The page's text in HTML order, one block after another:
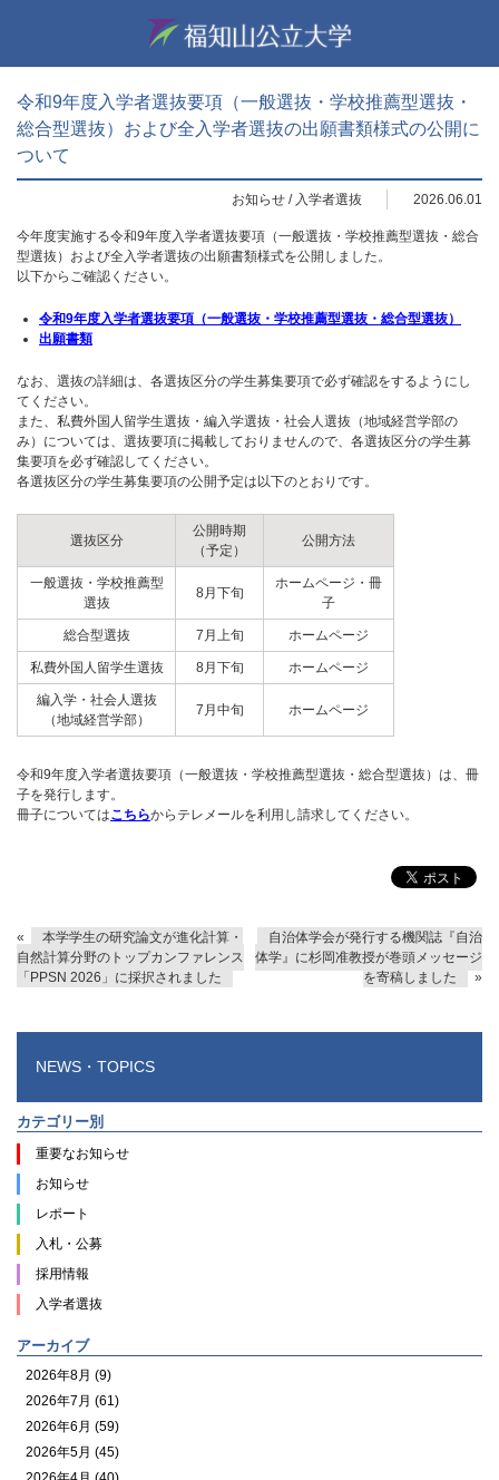
令和9年度入学者選抜要項（一般選抜・学校推薦型選抜・
総合型選抜）および全入学者選抜の出願書類様式の公開に
ついて
お知らせ / 入学者選抜 2026.06.01
今年度実施する令和9年度入学者選抜要項（一般選抜・学校推薦型選抜・総合
型選抜）および全入学者選抜の出願書類様式を公開しました。
以下からご確認ください。
令和9年度入学者選抜要項（一般選抜・学校推薦型選抜・総合型選抜）
出願書類
なお、選抜の詳細は、各選抜区分の学生募集要項で必ず確認をするようにし
てください。
また、私費外国人留学生選抜・編入学選抜・社会人選抜（地域経営学部の
み）については、選抜要項に掲載しておりませんので、各選抜区分の学生募
集要項を必ず確認してください。
各選抜区分の学生募集要項の公開予定は以下のとおりです。
選抜区分
公開時期
（予定）
公開方法
一般選抜・学校推薦型
選抜
8月下旬
ホームページ・冊
子
総合型選抜 7月上旬 ホームページ
私費外国人留学生選抜 8月下旬 ホームページ
編入学・社会人選抜
（地域経営学部）
7月中旬 ホームページ
令和9年度入学者選抜要項（一般選抜・学校推薦型選抜・総合型選抜）は、冊
子を発行します。
冊子についてはこちらからテレメールを利用し請求してください。
«
本学学生の研究論文が進化計算・
自然計算分野のトップカンファレンス
「PPSN 2026」に採択されました
自治体学会が発行する機関誌『自治
体学』に杉岡准教授が巻頭メッセージ
を寄稿しました
»
NEWS・TOPICS
カテゴリー別
重要なお知らせ
お知らせ
レポート
入札・公募
採用情報
入学者選抜
アーカイブ
2026年8月 (9)
2026年7月 (61)
2026年6月 (59)
2026年5月 (45)